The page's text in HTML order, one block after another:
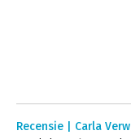
Recensie | Carla